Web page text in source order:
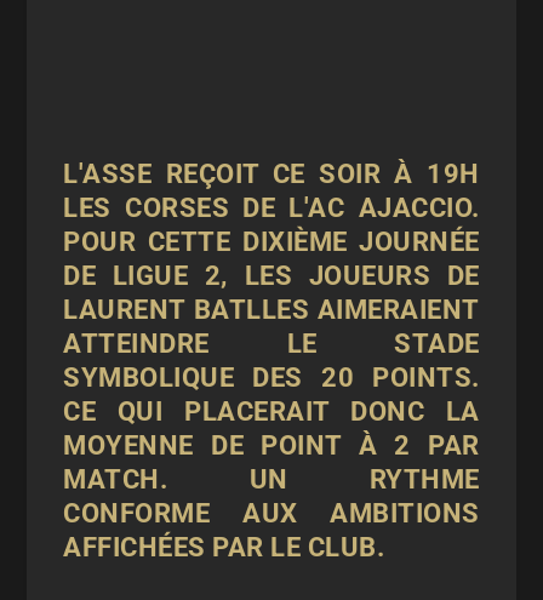
L'ASSE REÇOIT CE SOIR À 19H
LES CORSES DE L'AC AJACCIO.
POUR CETTE DIXIÈME JOURNÉE
DE LIGUE 2, LES JOUEURS DE
LAURENT BATLLES AIMERAIENT
ATTEINDRE LE STADE
SYMBOLIQUE DES 20 POINTS.
CE QUI PLACERAIT DONC LA
MOYENNE DE POINT À 2 PAR
MATCH. UN RYTHME
CONFORME AUX AMBITIONS
AFFICHÉES PAR LE CLUB.